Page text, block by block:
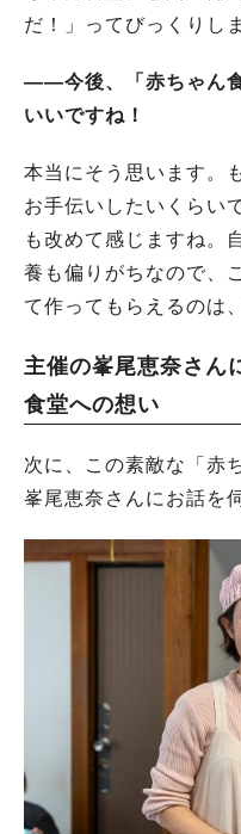
だ！」ってびっくりし
――今後、「赤ちゃん
いいですね！
本当にそう思います。
お手伝いしたいくらい
も改めて感じますね。
養も偏りがちなので、
て作ってもらえるのは
主催の峯尾恵奈さん
食堂への想い
次に、この素敵な「赤
峯尾恵奈さんにお話を